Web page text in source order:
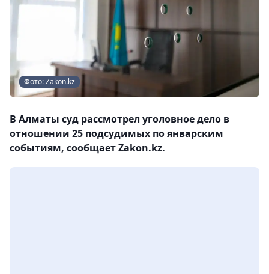
Фото: Zakon.kz
В Алматы суд рассмотрел уголовное дело в
отношении 25 подсудимых по январским
событиям, сообщает Zakon.kz.